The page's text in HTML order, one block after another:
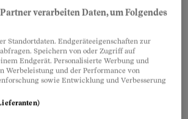
Hypotheken, wenn Sie 20
als Eigenkapital
reicht Ihr Erspartes für
für eine Million Franken. Doch
verarbeiten Daten, um Folgendes
Standortdaten. Endgeräteeigenschaften zur
Speichern von oder Zugriff auf
Endgerät. Personalisierte Werbung und
Werbeleistung und der Performance von
sowie Entwicklung und Verbesserung